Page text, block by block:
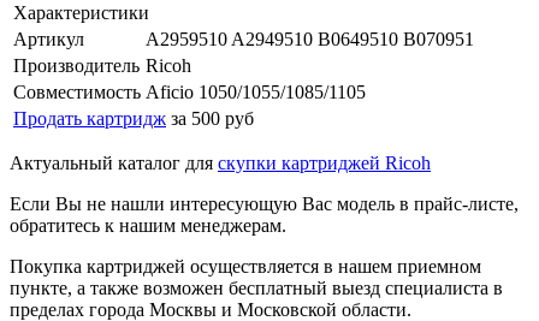
Характеристики
Артикул
A2959510 A2949510 B0649510 B070951
Производитель Ricoh
Совместимость Aficio 1050/1055/1085/1105
Продать картридж за 500 руб
Актуальный каталог для скупки картриджей Ricoh
Если Вы не нашли интересующую Вас модель в прайс-листе,
обратитесь к нашим менеджерам.
Покупка картриджей осуществляется в нашем приемном
пункте, а также возможен бесплатный выезд специалиста в
пределах города Москвы и Московской области.